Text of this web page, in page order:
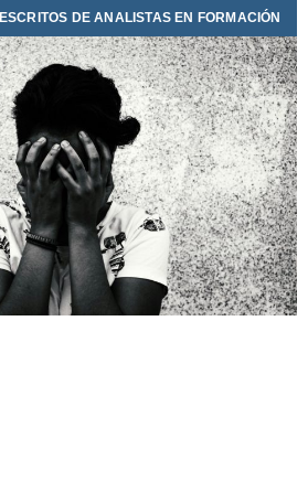
ESCRITOS DE ANALISTAS EN FORMACIÓN